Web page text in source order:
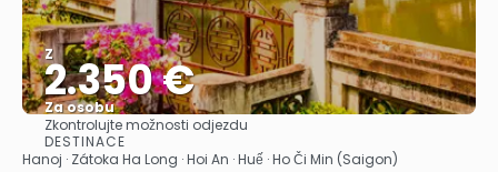
Z
2.350 €
Za osobu
Zobrazit
Zkontrolujte možnosti odjezdu
DESTINACE
Hanoj · Zátoka Ha Long · Hoi An · Huế · Ho Či Min (Saigon)